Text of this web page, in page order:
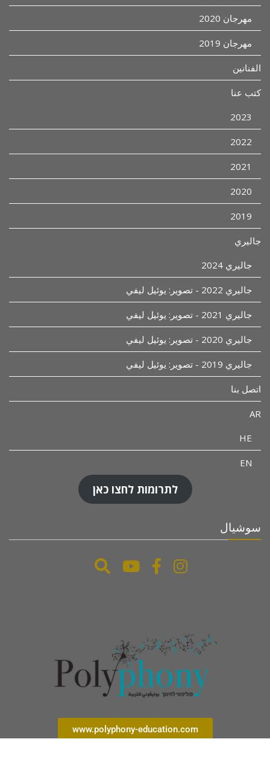
مهرجان 2020
مهرجان 2019
الفنانين
كتب عنا
2023
2022
2021
2020
2019
جاليري
جاليري 2024
جاليري 2022 - تصوير: يوئيل ليفي
جاليري 2021 - تصوير: يوئيل ليفي
جاليري 2020 - تصوير: يوئيل ليفي
جاليري 2019 - تصوير: يوئيل ليفي
اتصل بنا
AR
HE
EN
לתרומות לחצו כאן
سوشيال
www.polyphony-education.com